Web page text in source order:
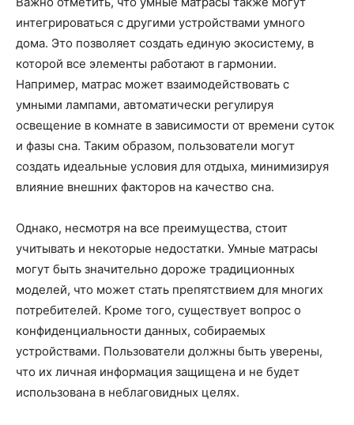
интегрироваться с другими устройствами умного
дома. Это позволяет создать единую экосистему, в
которой все элементы работают в гармонии.
Например, матрас может взаимодействовать с
умными лампами, автоматически регулируя
освещение в комнате в зависимости от времени суток
и фазы сна. Таким образом, пользователи могут
создать идеальные условия для отдыха, минимизируя
влияние внешних факторов на качество сна.
Однако, несмотря на все преимущества, стоит
учитывать и некоторые недостатки. Умные матрасы
могут быть значительно дороже традиционных
моделей, что может стать препятствием для многих
потребителей. Кроме того, существует вопрос о
конфиденциальности данных, собираемых
устройствами. Пользователи должны быть уверены,
что их личная информация защищена и не будет
использована в неблаговидных целях.